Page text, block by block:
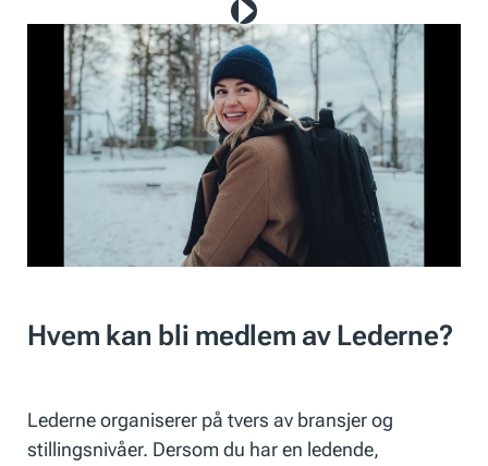
Play
video
Hvem kan bli medlem av Lederne?
Lederne organiserer på tvers av bransjer og
stillingsnivåer. Dersom du har en ledende,